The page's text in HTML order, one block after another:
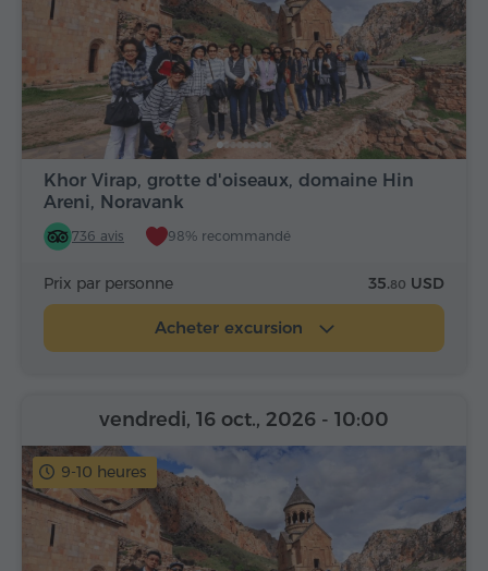
Khor Virap, grotte d'oiseaux, domaine Hin
Areni, Noravank
736 avis 98% recommandé
Prix par personne 35.80 USD
Acheter excursion
9-10 heures
vendredi, 16 oct., 2026 - 10:00